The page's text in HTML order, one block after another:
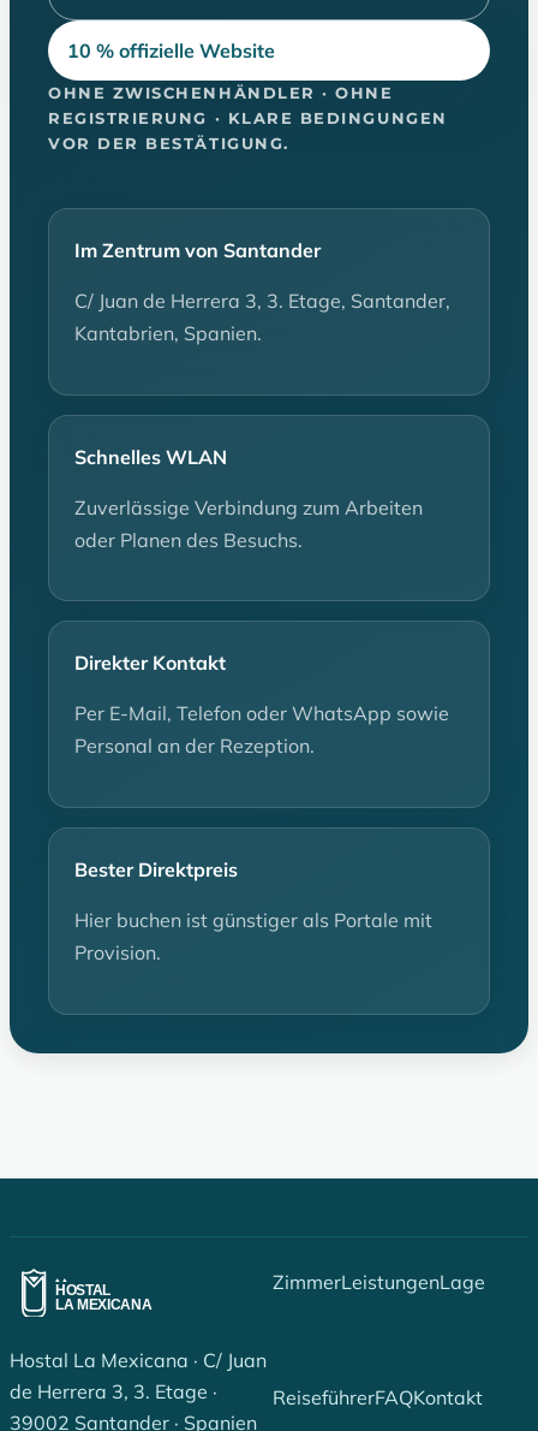
10 % offizielle Website
OHNE ZWISCHENHÄNDLER · OHNE
REGISTRIERUNG · KLARE BEDINGUNGEN
VOR DER BESTÄTIGUNG.
Im Zentrum von Santander
C/ Juan de Herrera 3, 3. Etage, Santander,
Kantabrien, Spanien.
Schnelles WLAN
Zuverlässige Verbindung zum Arbeiten
oder Planen des Besuchs.
Direkter Kontakt
Per E-Mail, Telefon oder WhatsApp sowie
Personal an der Rezeption.
Bester Direktpreis
Hier buchen ist günstiger als Portale mit
Provision.
Hostal La Mexicana · C/ Juan
de Herrera 3, 3. Etage ·
39002 Santander · Spanien
ZimmerLeistungenLage
ReiseführerFAQKontakt